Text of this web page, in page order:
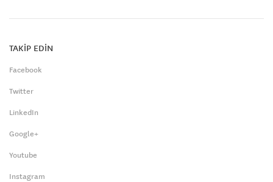
TAKİP EDİN
Facebook
Twitter
LinkedIn
Google+
Youtube
Instagram